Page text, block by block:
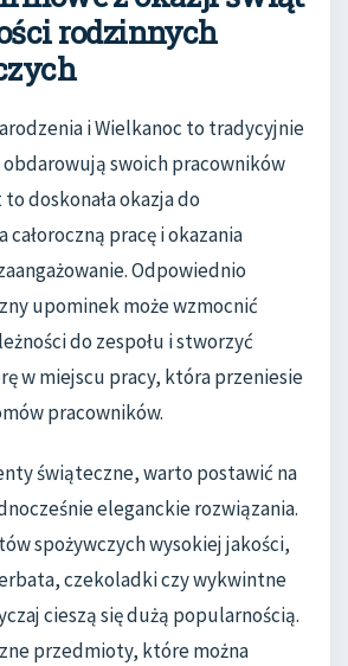
rodzinnych
i Wielkanoc to tradycyjnie
swoich pracowników
doskonała okazja do
całoroczną pracę i okazania
Odpowiednio
upominek może wzmocnić
do zespołu i stworzyć
w miejscu pracy, która przeniesie
pracowników.
świąteczne, warto postawić na
eleganckie rozwiązania.
spożywczych wysokiej jakości,
czekoladki czy wykwintne
cieszą się dużą popularnością.
przedmioty, które można